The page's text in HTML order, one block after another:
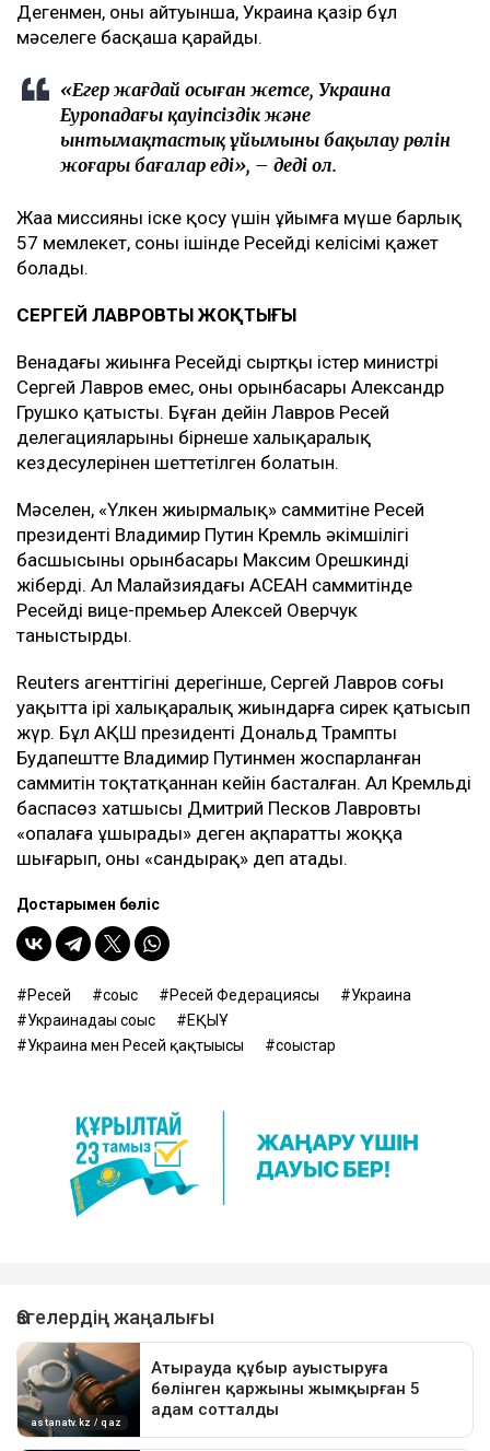
Дегенмен, оның айтуынша, Украина қазір бұл
мәселеге басқаша қарайды.
«Егер жағдай осыған жетсе, Украина
Еуропадағы қауіпсіздік және
ынтымақтастық ұйымының бақылау рөлін
жоғары бағалар еді», – деді ол.
Жаңа миссияны іске қосу үшін ұйымға мүше барлық
57 мемлекет, соның ішінде Ресейдің келісімі қажет
болады.
СЕРГЕЙ ЛАВРОВТЫҢ ЖОҚТЫҒЫ
Венадағы жиынға Ресейдің сыртқы істер министрі
Сергей Лавров емес, оның орынбасары Александр
Грушко қатысты. Бұған дейін Лавров Ресей
делегацияларының бірнеше халықаралық
кездесулерінен шеттетілген болатын.
Мәселен, «Үлкен жиырмалық» саммитіне Ресей
президенті Владимир Путин Кремль әкімшілігі
басшысының орынбасары Максим Орешкинді
жіберді. Ал Малайзиядағы АСЕАН саммитінде
Ресейді вице-премьер Алексей Оверчук
таныстырды.
Reuters агенттігінің дерегінше, Сергей Лавров соңғы
уақытта ірі халықаралық жиындарға сирек қатысып
жүр. Бұл АҚШ президенті Дональд Трамптың
Будапештте Владимир Путинмен жоспарланған
саммитін тоқтатқаннан кейін басталған. Ал Кремльдің
баспасөз хатшысы Дмитрий Песков Лавровтың
«опалаға ұшырады» деген ақпаратты жоққа
шығарып, оны «сандырақ» деп атады.
Достарыңмен бөліс
Ресей соғыс Ресей Федерациясы
Украина
Украинадағы соғыс
ЕҚЫҰ
Украина мен Ресей қақтығысы
соғыстар